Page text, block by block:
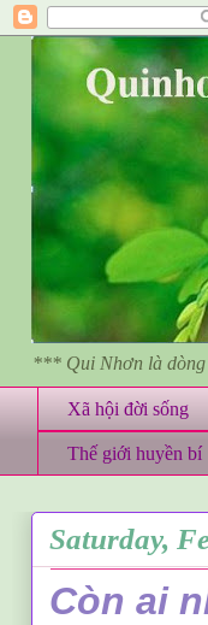
*** Qui Nhơn là dòng
Xã hội đời sống
Thế giới huyền bí
Saturday,
Còn ai